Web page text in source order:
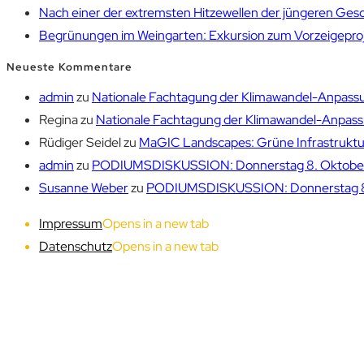
Nach einer der extremsten Hitzewellen der jüngeren
Begrünungen im Weingarten: Exkursion zum
Neueste Kommentare
adminzu Nationale Fachtagung der Klimawandel-
Reginazu Nationale Fachtagung der Klimawandel-
Rüdiger Seidelzu MaGIC Landscapes: Grüne
adminzu PODIUMSDISKUSSION: Donnerstag 8.
Susanne Weberzu PODIUMSDISKUSSION: Donnerstag
ImpressumOpens in a new tab
DatenschutzOpens in a new tab